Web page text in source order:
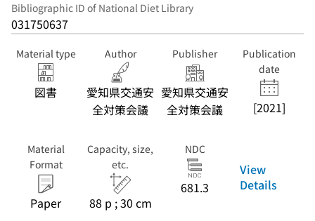
Bibliographic ID of National Diet Library
031750637
Material type
図書
Author
愛知県交通安
全対策会議
Publisher
愛知県交通安
全対策会議
Publication
date
[2021]
Material
Format
Paper
Capacity, size,
etc.
88 p ; 30 cm
NDC
681.3
View
Details